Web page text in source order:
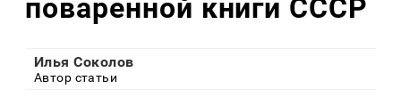
поваренной книги СССР
Илья Соколов
Автор статьи